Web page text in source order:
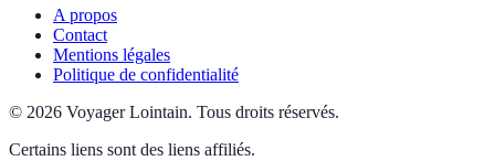
A propos
Contact
Mentions légales
Politique de confidentialité
© 2026 Voyager Lointain. Tous droits réservés.
Certains liens sont des liens affiliés.